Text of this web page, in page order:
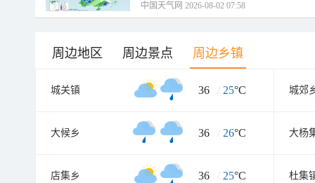
中国天气网 2026-08-02 07:58
周边地区 周边景点 周边乡镇
城关镇 36 / 25°C 城郊
大候乡 36 / 26°C 大杨
店集乡 36 / 25°C 杜集